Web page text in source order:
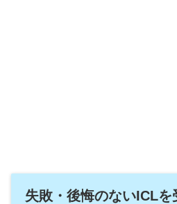
失敗・後悔のないICLを